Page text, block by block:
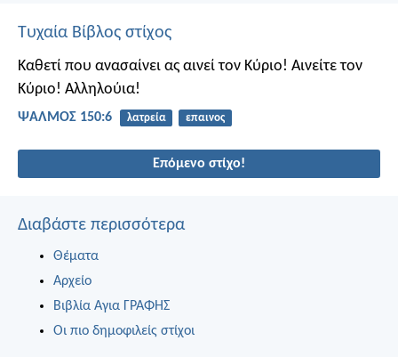
Τυχαία Βίβλος στίχος
Καθετί που ανασαίνει ας αινεί τον Κύριο! Αινείτε τον
Κύριο! Αλληλούια!
ΨΑΛΜΌΣ 150:6 λατρεία επαινος
Επόμενο στίχο!
Διαβάστε περισσότερα
Θέματα
Αρχείο
Βιβλία Αγια ΓΡΑΦΗΣ
Οι πιο δημοφιλείς στίχοι